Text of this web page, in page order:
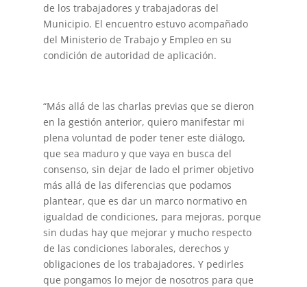
de los trabajadores y trabajadoras del
Municipio. El encuentro estuvo acompañado
del Ministerio de Trabajo y Empleo en su
condición de autoridad de aplicación.
“Más allá de las charlas previas que se dieron
en la gestión anterior, quiero manifestar mi
plena voluntad de poder tener este diálogo,
que sea maduro y que vaya en busca del
consenso, sin dejar de lado el primer objetivo
más allá de las diferencias que podamos
plantear, que es dar un marco normativo en
igualdad de condiciones, para mejoras, porque
sin dudas hay que mejorar y mucho respecto
de las condiciones laborales, derechos y
obligaciones de los trabajadores. Y pedirles
que pongamos lo mejor de nosotros para que